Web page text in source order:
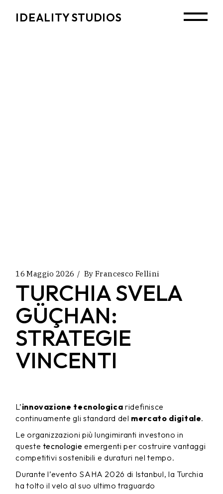
IDEALITY STUDIOS
16 Maggio 2026 By Francesco Fellini
TURCHIA SVELA
GÜÇHAN:
STRATEGIE
VINCENTI
L’innovazione tecnologica ridefinisce
continuamente gli standard del mercato digitale.
Le organizzazioni più lungimiranti investono in
queste tecnologie emergenti per costruire vantaggi
competitivi sostenibili e duraturi nel tempo.
Durante l’evento SAHA 2026 di Istanbul, la Turchia
ha tolto il velo al suo ultimo traguardo